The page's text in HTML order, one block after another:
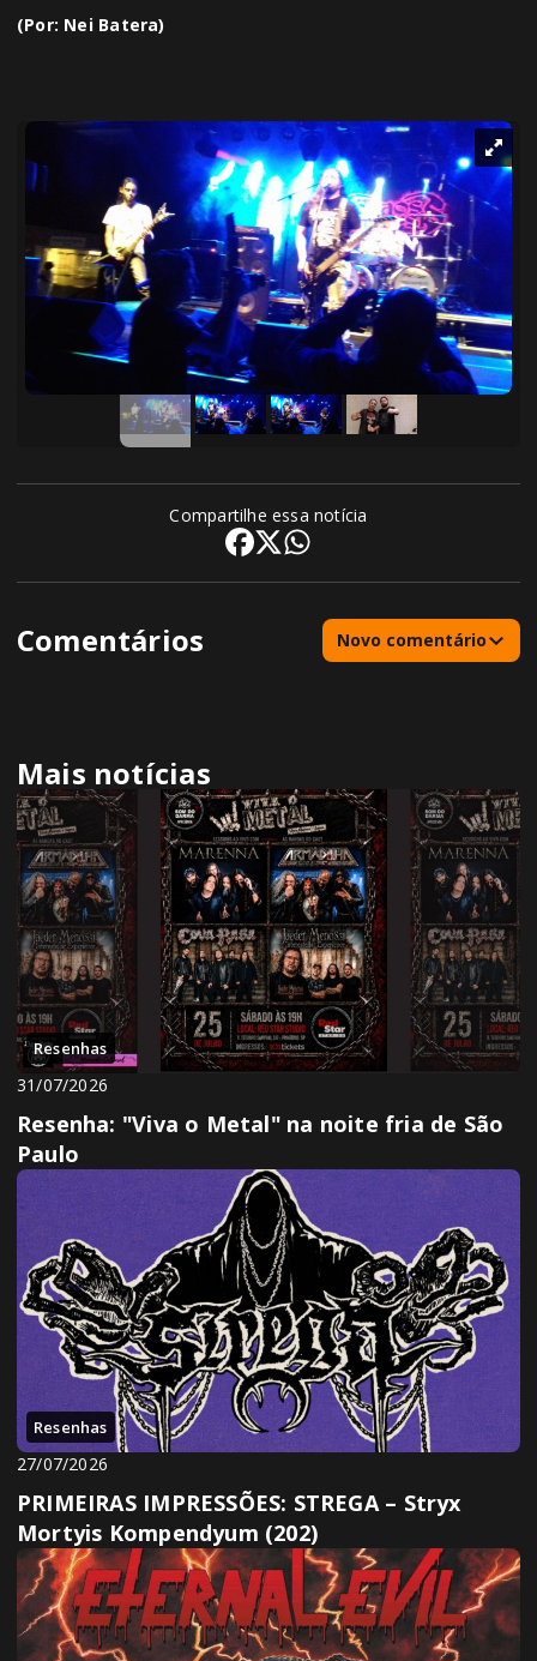
(Por: Nei Batera)
Compartilhe essa notícia
Comentários Novo comentário
Mais notícias
Resenhas
31/07/2026
Resenha: "Viva o Metal" na noite fria de São
Paulo
Resenhas
27/07/2026
PRIMEIRAS IMPRESSÕES: STREGA – Stryx
Mortyis Kompendyum (202)